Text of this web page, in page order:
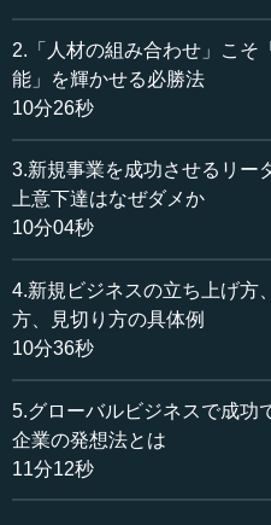
≪全文≫
●「面倒くさい社員」をど
クエンタテインメント代表取
野道訓さんにお話を伺ってま
水野 よろしくお願いいたし
―― 水野さんには、単独の講
した（《エンタテインメント
営》）。この講義では深掘
ただいたお話をベースに、例
とか、どういうことだったの
ればと思っています。
2.「人材の組み合わせ」こそ
能」を輝かせる必勝法
10分26秒
3.新規事業を成功させるリー
上意下達はなぜダメか
10分04秒
4.新規ビジネスの立ち上げ方
方、見切り方の具体例
10分36秒
5.グローバルビジネスで成功
企業の発想法とは
11分12秒